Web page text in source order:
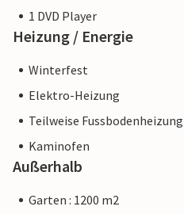
1 DVD Player
Heizung / Energie
Winterfest
Elektro-Heizung
Teilweise Fussbodenheizung
Kaminofen
Außerhalb
Garten : 1200 m2